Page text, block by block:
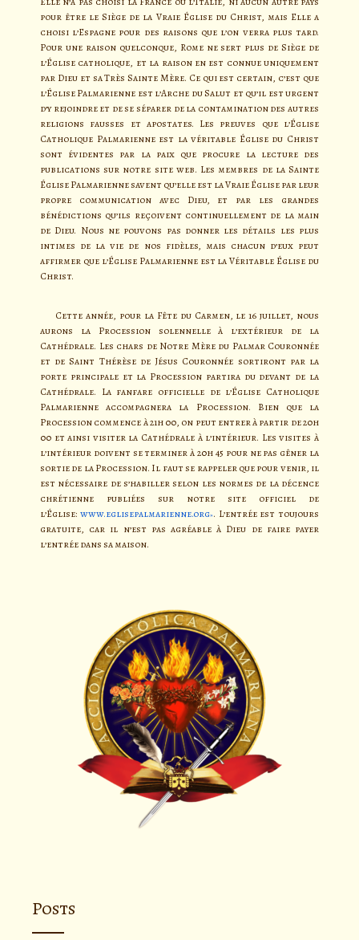
pour être le Siège de la Vraie Église du Christ, mais Elle a
choisi l’Espagne pour des raisons que l’on verra plus tard.
Pour une raison quelconque, Rome ne sert plus de Siège de
l’Église catholique, et la raison en est connue uniquement
par Dieu et sa Très Sainte Mère. Ce qui est certain, c’est que
l’Église Palmarienne est l’Arche du Salut et qu’il est urgent
d’y rejoindre et de se séparer de la contamination des autres
religions fausses et apostates. Les preuves que l’Église
Catholique Palmarienne est la véritable Église du Christ
sont évidentes par la paix que procure la lecture des
publications sur notre site web. Les membres de la Sainte
Église Palmarienne savent qu’elle est la Vraie Église par leur
propre communication avec Dieu, et par les grandes
bénédictions qu’ils reçoivent continuellement de la main
de Dieu. Nous ne pouvons pas donner les détails les plus
intimes de la vie de nos fidèles, mais chacun d’eux peut
affirmer que l’Église Palmarienne est la Véritable Église du
Christ.
Cette année, pour la Fête du Carmen, le 16 juillet, nous
aurons la Procession solennelle à l’extérieur de la
Cathédrale. Les chars de Notre Mère du Palmar Couronnée
et de Saint Thérèse de Jésus Couronnée sortiront par la
porte principale et la Procession partira du devant de la
Cathédrale. La fanfare officielle de l’Église Catholique
Palmarienne accompagnera la Procession. Bien que la
Procession commence à 21h 00, on peut entrer à partir de 20h
00 et ainsi visiter la Cathédrale à l’intérieur. Les visites à
l’intérieur doivent se terminer à 20h 45 pour ne pas gêner la
sortie de la Procession. Il faut se rappeler que pour venir, il
est nécessaire de s’habiller selon les normes de la décence
chrétienne publiées sur notre site officiel de
l’Église: www.eglisepalmarienne.org . L’entrée est toujours
gratuite, car il n’est pas agréable à Dieu de faire payer
l’entrée dans sa maison.
Posts